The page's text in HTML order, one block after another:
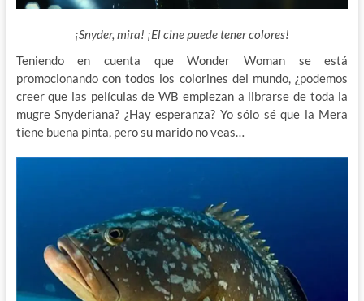
¡Snyder, mira! ¡El cine puede tener colores!
Teniendo en cuenta que Wonder Woman se está
promocionando con todos los colorines del mundo, ¿podemos
creer que las películas de WB empiezan a librarse de toda la
mugre Snyderiana? ¿Hay esperanza? Yo sólo sé que la Mera
tiene buena pinta, pero su marido no veas…